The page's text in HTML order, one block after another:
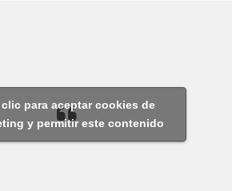
clic para aceptar cookies de
y permitir este contenido